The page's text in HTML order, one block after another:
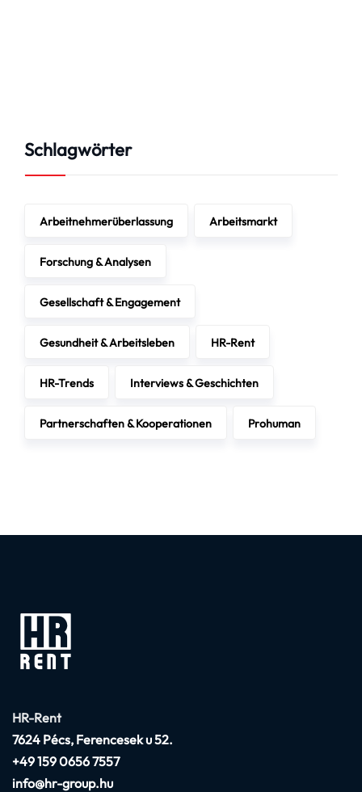
Schlagwörter
Arbeitnehmerüberlassung Arbeitsmarkt
Forschung & Analysen
Gesellschaft & Engagement
Gesundheit & Arbeitsleben HR-Rent
HR-Trends Interviews & Geschichten
Partnerschaften & Kooperationen Prohuman
HR-Rent
7624 Pécs, Ferencesek u 52.
+49 159 0656 7557
info@hr-group.hu